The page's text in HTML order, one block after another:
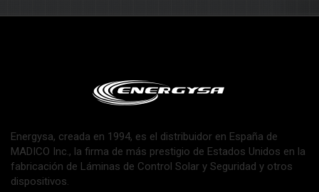
Energysa, creada en 1994, es el distribuidor en España de
MADICO Inc., la firma de más prestigio de Estados Unidos en la
fabricación de Láminas de Control Solar y Seguridad y otros
dispositivos.